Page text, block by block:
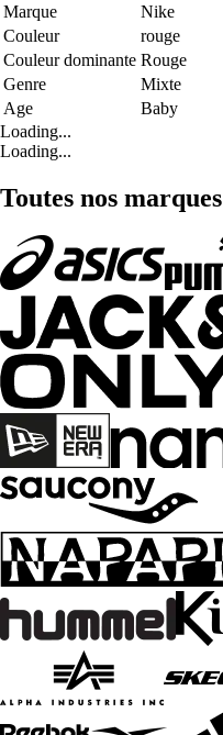
Marque
Nike
Couleur
rouge
Couleur dominante Rouge
Genre
Mixte
Age
Baby
Loading...
Loading...
Toutes nos marques